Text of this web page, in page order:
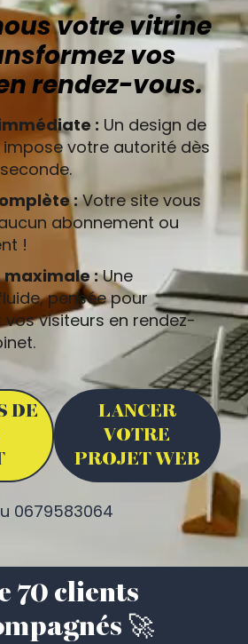
votre vitrine
vos
rendez-vous.
: Un design de
votre autorité dès
:Votre site vous
abonnement ou
!
maximale :Une
pensée pour
visiteurs en rendez-
DE
LANCER
VOTRE
PROJET WEB
0679583064
70 clients
🚀